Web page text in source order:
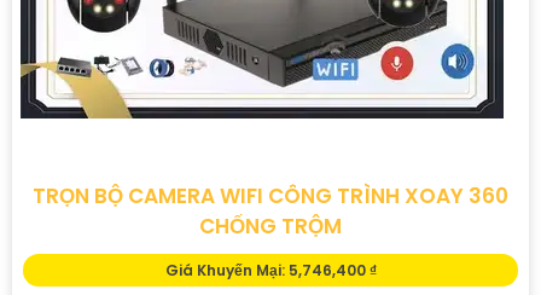
TRỌN BỘ CAMERA WIFI CÔNG TRÌNH XOAY 360
CHỐNG TRỘM
Giá Khuyến Mại: 5,746,400 ₫